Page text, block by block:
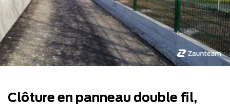
Clôture en panneau double fil,